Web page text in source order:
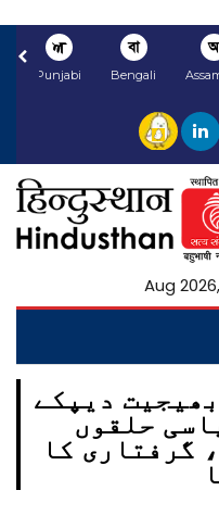
অ
বা
Bengali
ਅ
Punjabi
دیپکے
حلقوں
گرفتاری کا